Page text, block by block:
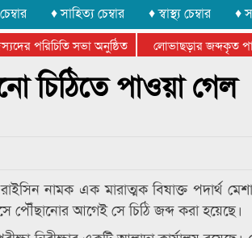
♦ সাহিত্য চেম্বার ♦ স্বাস্থ্য চেম্বার ♦
পরিচিতি সভা অনুষ্ঠিত লোভাছড়ার জব্দকৃত
৫ দিনের রিমান্ড চাইবে পুলিশ
চিঠিতে পাওয়া গেল
রাইসিন নামক এক মারাত্মক বিষাক্ত পদার্থ
পৌঁছানোর আগেই সে চিঠি জব্দ করা হয়েছে।